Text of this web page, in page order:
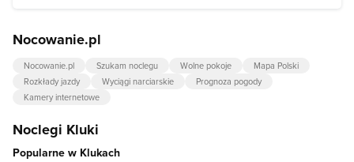
Nocowanie.pl
Nocowanie.pl Szukam noclegu Wolne pokoje
Mapa Polski
Rozkłady jazdy
Wyciągi narciarskie
Prognoza pogody
Kamery internetowe
Noclegi Kluki
Popularne w Klukach